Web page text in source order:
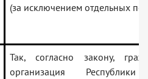
(за исключением отдельных
Так, согласно закону,
организация Республики